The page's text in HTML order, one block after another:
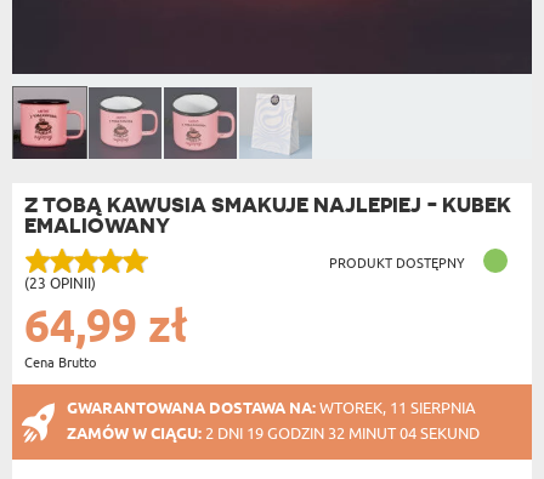
Z TOBĄ KAWUSIA SMAKUJE NAJLEPIEJ - KUBEK
EMALIOWANY
(23 OPINII)
PRODUKT DOSTĘPNY
64,99 zł
Cena Brutto
GWARANTOWANA DOSTAWA NA:WTOREK, 11 SIERPNIA
ZAMÓW W CIĄGU: 2 DNI 19 GODZIN 32 MINUT 04 SEKUND